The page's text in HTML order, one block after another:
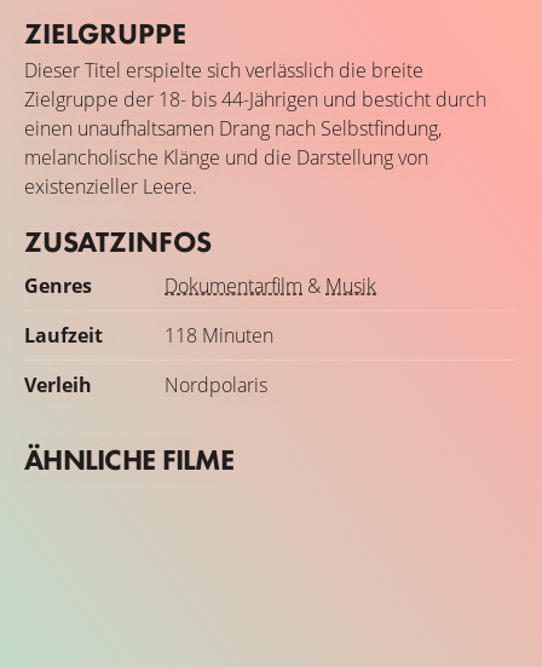
ZIELGRUPPE
Dieser Titel erspielte sich verlässlich die breite
Zielgruppe der 18- bis 44-Jährigen und besticht durch
einen unaufhaltsamen Drang nach Selbstfindung,
melancholische Klänge und die Darstellung von
existenzieller Leere.
ZUSATZINFOS
Genres Dokumentarfilm & Musik
Laufzeit
118 Minuten
Verleih
Nordpolaris
ÄHNLICHE FILME